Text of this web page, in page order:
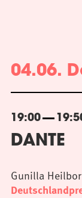
04.06.
19:00
DANTE
Gunilla